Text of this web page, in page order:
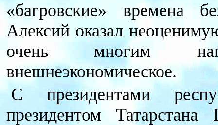
«багровские» времена
Алексий оказал
очень многим
внешнеэкономическое.
С президентами
президентом